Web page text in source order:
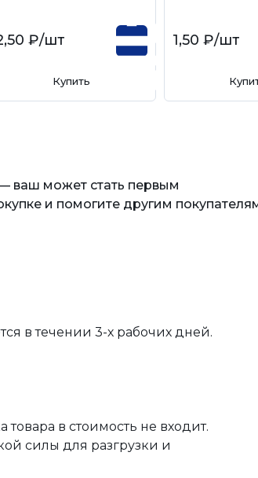
₽/шт
Купить
1,50 ₽/шт
ваш может стать первым
и помогите другим
в течении 3-х рабочих дней.
товара в стоимость не входит.
силы для разгрузки и